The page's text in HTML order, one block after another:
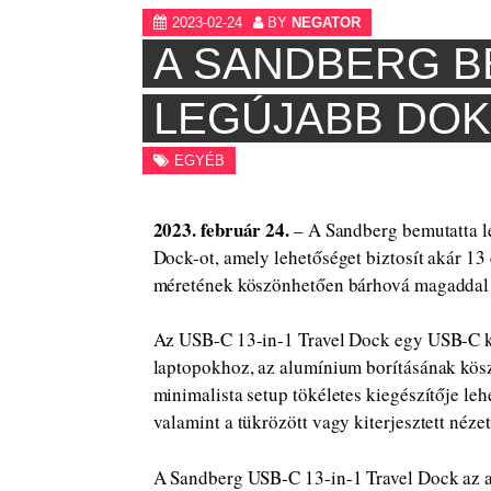
2023-02-24 BY NEGATOR
A SANDBERG
LEGÚJABB
EGYÉB
2023. február 24.– A Sandberg bemutatta
Dock-ot, amely lehetőséget biztosít akár
méretének köszönhetően bárhová
Az USB-C 13-in-1 Travel Dock egy USB-C
laptopokhoz, az alumínium borításának
minimalista setup tökéletes kiegészítője
valamint a tükrözött vagy kiterjesztett
A Sandberg USB-C 13-in-1 Travel Dock